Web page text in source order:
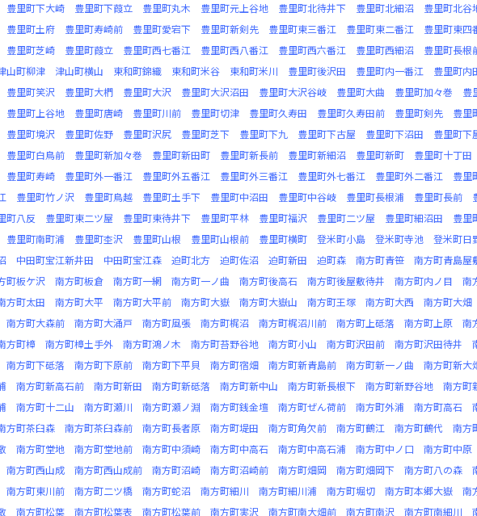
豊里町下大崎 豊里町下葭立 豊里町丸木 豊里町元上谷地 豊里町北待井下 豊里町北細沼 豊里町北谷
豊里町土府 豊里町寿崎前 豊里町愛宕下 豊里町新剣先 豊里町東三番江 豊里町東二番江 豊里町東四
豊里町芝崎 豊里町葭立 豊里町西七番江 豊里町西八番江 豊里町西六番江 豊里町西細沼 豊里町長根
山町柳津 津山町横山 東和町錦織 東和町米谷 東和町米川 豊里町後沢田 豊里町内一番江 豊里町内
豊里町笑沢 豊里町大椚 豊里町大沢 豊里町大沢沼田 豊里町大沢谷岐 豊里町大曲 豊里町加々巻 豊
豊里町上谷地 豊里町唐崎 豊里町川前 豊里町切津 豊里町久寿田 豊里町久寿田前 豊里町剣先 豊里
豊里町境沢 豊里町佐野 豊里町沢尻 豊里町芝下 豊里町下九 豊里町下古屋 豊里町下沼田 豊里町下
豊里町白鳥前 豊里町新加々巻 豊里町新田町 豊里町新長前 豊里町新細沼 豊里町新町 豊里町十丁田
豊里町寿崎 豊里町外一番江 豊里町外五番江 豊里町外三番江 豊里町外七番江 豊里町外二番江 豊里
豊里町竹ノ沢 豊里町鳥越 豊里町土手下 豊里町中沼田 豊里町中谷岐 豊里町長根浦 豊里町長前
町八反 豊里町東二ツ屋 豊里町東待井下 豊里町平林 豊里町福沢 豊里町二ツ屋 豊里町細沼田 豊里
豊里町南町浦 豊里町杢沢 豊里町山根 豊里町山根前 豊里町横町 登米町小島 登米町寺池 登米町日
中田町宝江新井田 中田町宝江森 迫町北方 迫町佐沼 迫町新田 迫町森 南方町青笹 南方町青島屋
町板ケ沢 南方町板倉 南方町一網 南方町一ノ曲 南方町後高石 南方町後屋敷待井 南方町内ノ目 南
方町太田 南方町大平 南方町大平前 南方町大嶽 南方町大嶽山 南方町王塚 南方町大西 南方町大畑
南方町大森前 南方町大涌戸 南方町風張 南方町梶沼 南方町梶沼川前 南方町上砥落 南方町上原 南
方町樟 南方町樟土手外 南方町鴻ノ木 南方町苔野谷地 南方町小山 南方町沢田前 南方町沢田待井
南方町下砥落 南方町下原前 南方町下平貝 南方町宿畑 南方町新青島前 南方町新一ノ曲 南方町新大
南方町新高石前 南方町新田 南方町新砥落 南方町新中山 南方町新長根下 南方町新野谷地 南方町
南方町十二山 南方町瀬川 南方町瀬ノ淵 南方町銭金壇 南方町ぜん荷前 南方町外浦 南方町高石
方町茶臼森 南方町茶臼森前 南方町長者原 南方町堤田 南方町角欠前 南方町鶴江 南方町鶴代 南方
南方町堂地 南方町堂地前 南方町中須崎 南方町中高石 南方町中高石浦 南方町中ノ口 南方町中原
南方町西山成 南方町西山成前 南方町沼崎 南方町沼崎前 南方町畑岡 南方町畑岡下 南方町八の森
南方町東川前 南方町二ツ橋 南方町蛇沼 南方町細川 南方町細川浦 南方町堀切 南方町本郷大嶽 南
南方町松葉 南方町松葉表 南方町松葉前 南方町実沢 南方町南大畑前 南方町南沢 南方町南細川